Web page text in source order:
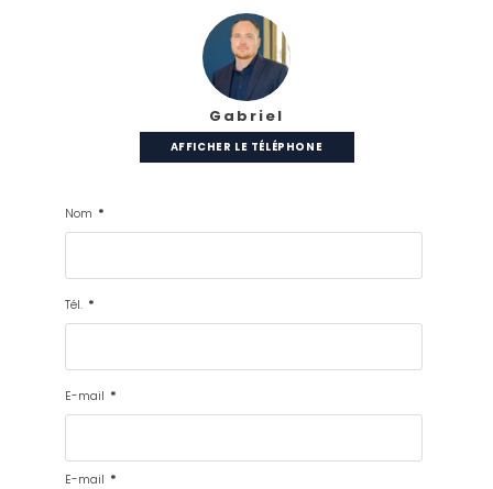
Gabriel
AFFICHER LE TÉLÉPHONE
Nom *
Tél. *
E-mail *
E-mail *